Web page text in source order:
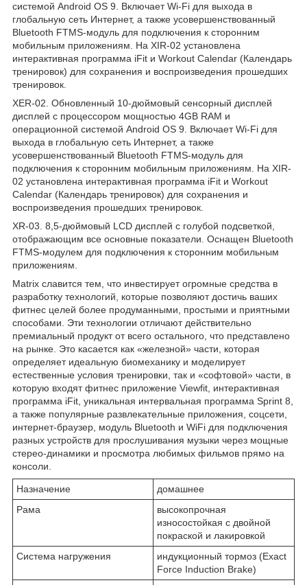
системой Android OS 9. Включает Wi-Fi для выхода в
глобальную сеть Интернет, а также усовершенствованный
Bluetooth FTMS-модуль для подключения к сторонним
мобильным приложениям. На XIR-02 установлена
интерактивная программа iFit и Workout Calendar (Календарь
тренировок) для сохранения и воспроизведения прошедших
тренировок.
XER-02. Обновленный 10-дюймовый сенсорный дисплей
дисплей с процессором мощностью 4GB RAM и
операционной системой Android OS 9. Включает Wi-Fi для
выхода в глобальную сеть Интернет, а также
усовершенствованный Bluetooth FTMS-модуль для
подключения к сторонним мобильным приложениям. На XIR-
02 установлена интерактивная программа iFit и Workout
Calendar (Календарь тренировок) для сохранения и
воспроизведения прошедших тренировок.
XR-03. 8,5-дюймовый LCD дисплей с голубой подсветкой,
отображающим все основные показатели. Оснащен Bluetooth
FTMS-модулем для подключения к сторонним мобильным
приложениям.
Matrix славится тем, что инвестирует огромные средства в
разработку технологий, которые позволяют достичь ваших
фитнес целей более продуманными, простыми и приятными
способами. Эти технологии отличают действительно
премиальный продукт от всего остального, что представлено
на рынке. Это касается как «железной» части, которая
определяет идеальную биомеханику и моделирует
естественные условия тренировки, так и «софтовой» части, в
которую входят фитнес приложение Viewfit, интерактивная
программа iFit, уникальная интервальная программа Sprint 8,
а также популярные развлекательные приложения, соцсети,
интернет-браузер, модуль Bluetooth и WiFi для подключения
разных устройств для прослушивания музыки через мощные
стерео-динамики и просмотра любимых фильмов прямо на
консоли.
Назначение
домашнее
Рама
высокопрочная
износостойкая с двойной
покраской и лакировкой
Система нагружения
индукционный тормоз (Exact
Force Induction Brake)